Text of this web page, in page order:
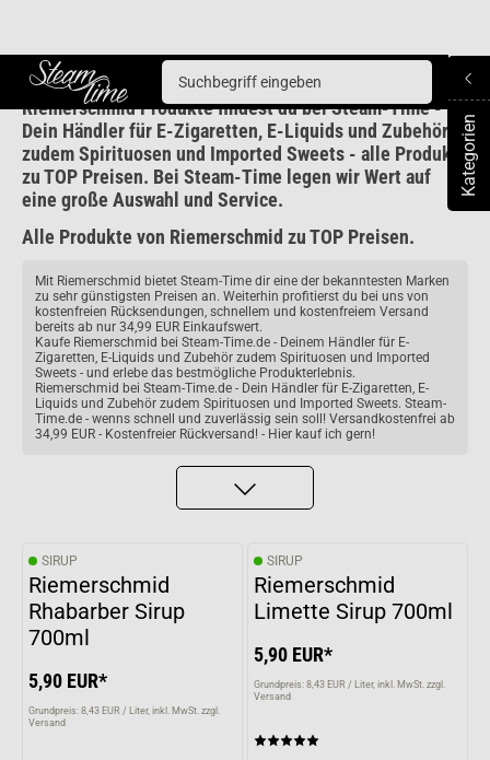
Steam time
Riemerschmid
Kategorien
Riemerschmid Produkte findest du bei Steam-Time -
Dein Händler für E-Zigaretten, E-Liquids und Zubehör
zudem Spirituosen und Imported Sweets - alle Produkte
zu TOP Preisen. Bei Steam-Time legen wir Wert auf
eine große Auswahl und Service.
Alle Produkte von Riemerschmid zu TOP Preisen.
Mit Riemerschmid bietet Steam-Time dir eine der bekanntesten Marken
zu sehr günstigsten Preisen an. Weiterhin profitierst du bei uns von
kostenfreien Rücksendungen, schnellem und kostenfreiem Versand
bereits ab nur 34,99 EUR Einkaufswert.
Kaufe Riemerschmid bei Steam-Time.de - Deinem Händler für E-
Zigaretten, E-Liquids und Zubehör zudem Spirituosen und Imported
Sweets - und erlebe das bestmögliche Produkterlebnis.
Riemerschmid bei Steam-Time.de - Dein Händler für E-Zigaretten, E-
Liquids und Zubehör zudem Spirituosen und Imported Sweets. Steam-
Time.de - wenns schnell und zuverlässig sein soll! Versandkostenfrei ab
34,99 EUR - Kostenfreier Rückversand! - Hier kauf ich gern!
SIRUP
Riemerschmid
Rhabarber Sirup
700ml
5,90 EUR*
Grundpreis: 8,43 EUR / Liter inkl. MwSt. zzgl.
Versand
SIRUP
Riemerschmid
Limette Sirup 700ml
5,90 EUR*
Grundpreis: 8,43 EUR / Liter inkl. MwSt. zzgl.
Versand